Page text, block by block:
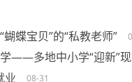
蝶宝贝”的“私教老师”
——多地中小学“迎新”
业 08-31